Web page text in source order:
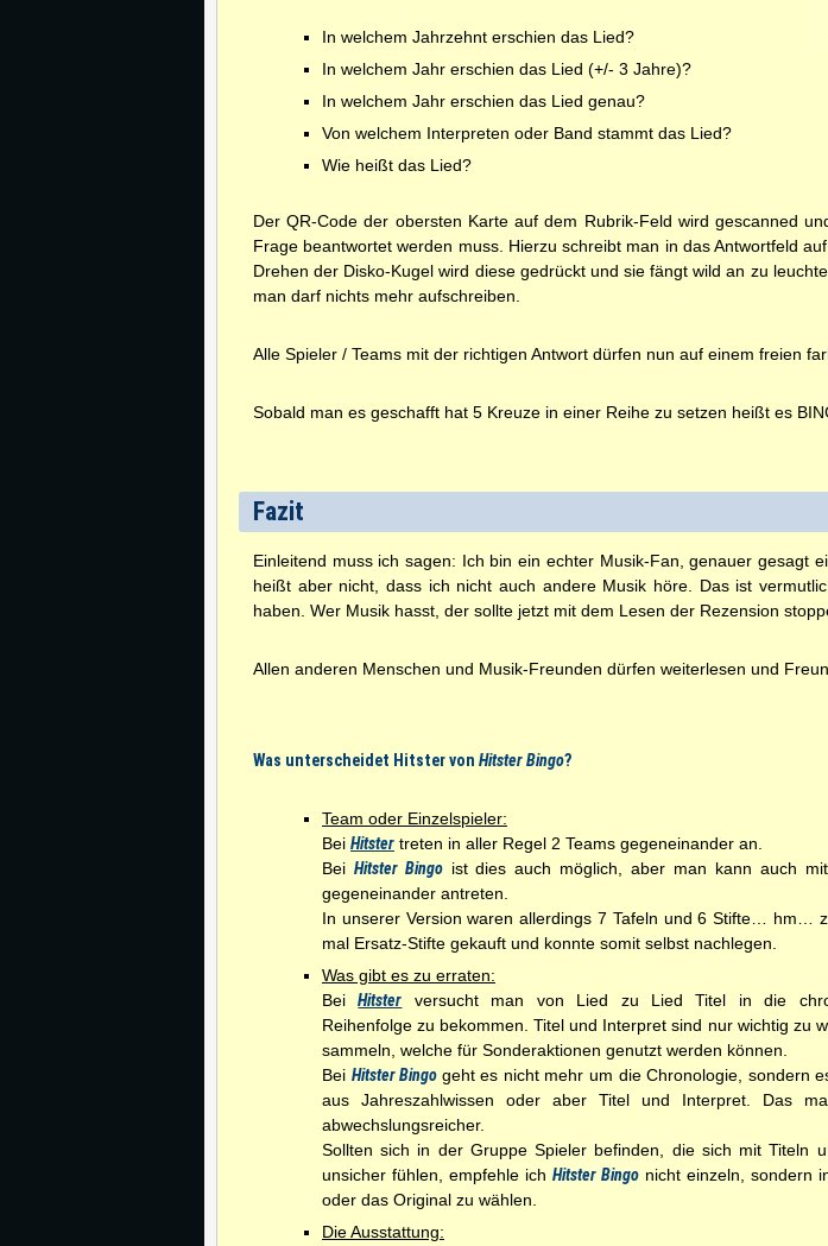
In welchem Jahrzehnt erschien das Lied?
In welchem Jahr erschien das Lied (+/- 3 Jahre)?
In welchem Jahr erschien das Lied genau?
Von welchem Interpreten oder Band stammt das Lied?
Wie heißt das Lied?
Der QR-Code der obersten Karte auf dem Rubrik-Feld wird gescanned
Frage beantwortet werden muss. Hierzu schreibt man in das Antwortfeld
Drehen der Disko-Kugel wird diese gedrückt und sie fängt wild an zu
man darf nichts mehr aufschreiben.
Alle Spieler / Teams mit der richtigen Antwort dürfen nun auf einem freien
Sobald man es geschafft hat 5 Kreuze in einer Reihe zu setzen heißt es
Fazit
Einleitend muss ich sagen: Ich bin ein echter Musik-Fan, genauer gesagt
heißt aber nicht, dass ich nicht auch andere Musik höre. Das ist
haben. Wer Musik hasst, der sollte jetzt mit dem Lesen der Rezension
Allen anderen Menschen und Musik-Freunden dürfen weiterlesen und
Was unterscheidet Hitster von Hitster Bingo?
Team oder Einzelspieler:
Bei Hitster treten in aller Regel 2 Teams gegeneinander an.
Bei Hitster Bingoist dies auch möglich, aber man kann auch
gegeneinander antreten.
In unserer Version waren allerdings 7 Tafeln und 6 Stifte… hm…
mal Ersatz-Stifte gekauft und konnte somit selbst nachlegen.
Was gibt es zu erraten:
BeiHitster
versucht man von Lied zu Lied Titel in die
Reihenfolge zu bekommen. Titel und Interpret sind nur wichtig zu
sammeln, welche für Sonderaktionen genutzt werden können.
Bei Hitster Bingo geht es nicht mehr um die Chronologie, sondern
aus Jahreszahlwissen oder aber Titel und Interpret. Das
abwechslungsreicher.
Sollten sich in der Gruppe Spieler befinden, die sich mit Titeln
unsicher fühlen, empfehle ichHitster Bingo nicht einzeln, sondern
oder das Original zu wählen.
Die Ausstattung: